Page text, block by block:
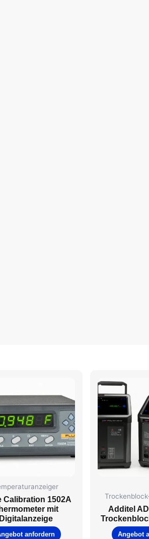
Calibration 1502A
mit
Digitalanzeige
anfordern
Additel
Angebot